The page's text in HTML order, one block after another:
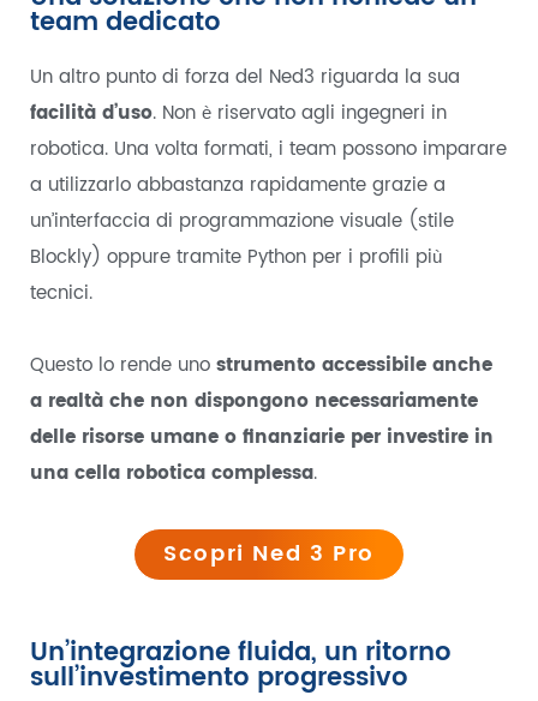
team dedicato
Un altro punto di forza del Ned3 riguarda la sua
facilità d’uso. Non è riservato agli ingegneri in
robotica. Una volta formati, i team possono imparare
a utilizzarlo abbastanza rapidamente grazie a
un’interfaccia di programmazione visuale (stile
Blockly) oppure tramite Python per i profili più
tecnici.
Questo lo rende uno strumento accessibile anche
a realtà che non dispongono necessariamente
delle risorse umane o finanziarie per investire in
una cella robotica complessa.
Scopri Ned 3 Pro
Un’integrazione fluida, un ritorno
sull’investimento progressivo